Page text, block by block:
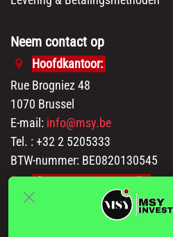
Neem contact op
Hoofdkantoor:
Rue Brogniez 48
1070 Brussel
E-mail: info@msy.be
Tel. : +32 2 5205333
BTW-nummer: BE0820130545
Polder 3, 2840 Terhagen(Rumst)